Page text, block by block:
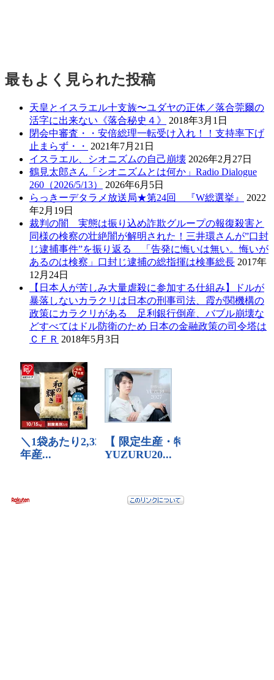
最もよく見られた投稿
天皇とイスラエル十支族〜ユダヤの正体／落合莞爾の
活字に出来ない《落合秘史４》
2018年3月1日
閉会中審査・・安倍総理一転受け入れ！！支持率下げ
止まらず・・
2021年7月21日
イスラエル、シオニズムの自己崩壊 2026年2月27日
鶴見太郎さん「シオニズムとは何か」Radio Dialogue
260（2026/5/13）
2026年6月5日
らっきーデタラメ放送局★第24回 『W総選挙』
2022
年2月19日
裁判の闇 実態は振り込め詐欺グループの報復殺害と
同様の検察の壮絶闇が解明された！三井環さんが”口封
じ逮捕事件”を振り返る 「告発に悔いは無い。悔いが
あるのは検察」口封じ逮捕の総指揮は検事総長 2017年
12月24日
【日本人が苦しみ大量虐殺に参加する仕組み】ドルが
暴落しないカラクリは日本の刑事司法、霞が関機構の
政策にカラクリがある 足利銀行倒産、バブル崩壊な
どすべてはドル防衛のため 日本の金融政策の司令塔は
ＣＦＲ 2018年5月3日